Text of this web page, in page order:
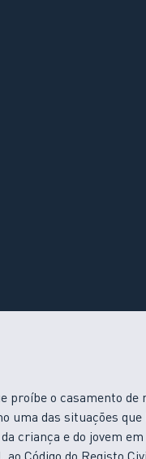
proíbe o casamento de
uma das situações
criança e do jovem em